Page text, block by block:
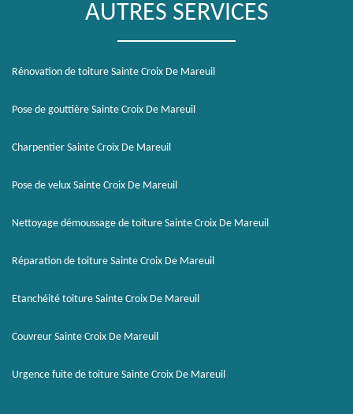
AUTRES SERVICES
Rénovation de toiture Sainte Croix De Mareuil
Pose de gouttière Sainte Croix De Mareuil
Charpentier Sainte Croix De Mareuil
Pose de velux Sainte Croix De Mareuil
Nettoyage démoussage de toiture Sainte Croix De Mareuil
Réparation de toiture Sainte Croix De Mareuil
Etanchéité toiture Sainte Croix De Mareuil
Couvreur Sainte Croix De Mareuil
Urgence fuite de toiture Sainte Croix De Mareuil